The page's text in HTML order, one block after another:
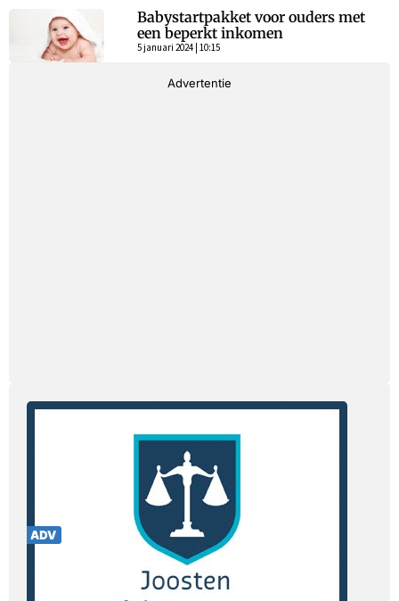
Babystartpakket voor ouders met
een beperkt inkomen
5 januari 2024 | 10:15
Advertentie